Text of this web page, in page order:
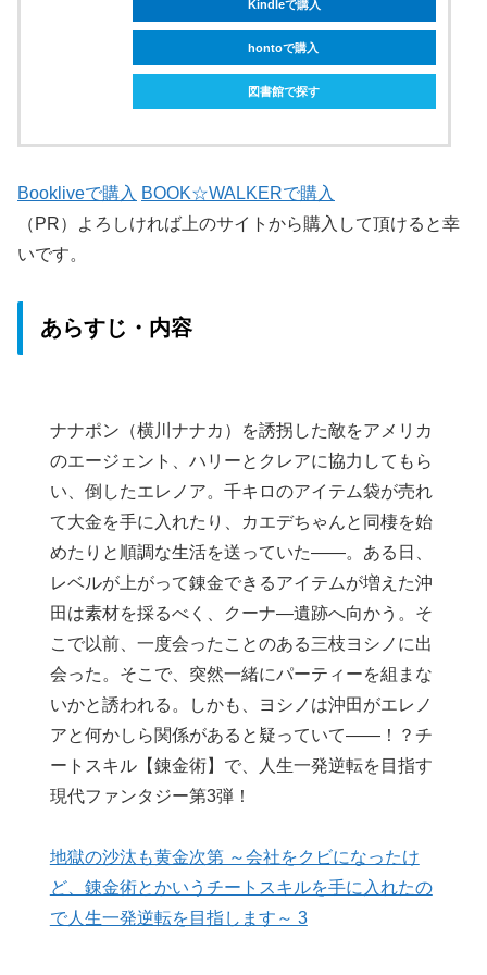
Kindleで購入
hontoで購入
図書館で探す
Bookliveで購入 BOOK☆WALKERで購入
（PR）よろしければ上のサイトから購入して頂けると幸
いです。
あらすじ・内容
ナナポン（横川ナナカ）を誘拐した敵をアメリカ
のエージェント、ハリーとクレアに協力してもら
い、倒したエレノア。千キロのアイテム袋が売れ
て大金を手に入れたり、カエデちゃんと同棲を始
めたりと順調な生活を送っていた――。ある日、
レベルが上がって錬金できるアイテムが増えた沖
田は素材を採るべく、クーナ―遺跡へ向かう。そ
こで以前、一度会ったことのある三枝ヨシノに出
会った。そこで、突然一緒にパーティーを組まな
いかと誘われる。しかも、ヨシノは沖田がエレノ
アと何かしら関係があると疑っていて――！？チ
ートスキル【錬金術】で、人生一発逆転を目指す
現代ファンタジー第3弾！
地獄の沙汰も黄金次第 ～会社をクビになったけ
ど、錬金術とかいうチートスキルを手に入れたの
で人生一発逆転を目指します～ 3